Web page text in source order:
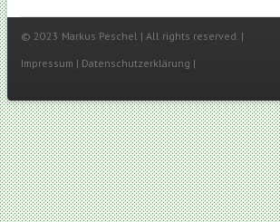
© 2023 Markus Peschel | All rights reserved. |
Impressum | Datenschutzerklärung |​